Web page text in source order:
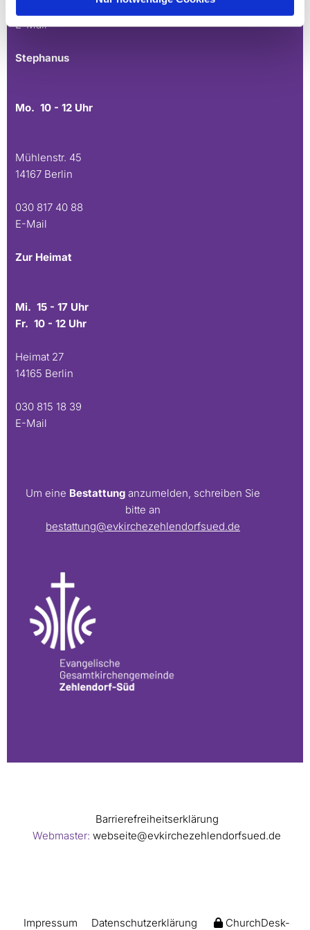
E-Mail
Stephanus
Mo. 10 - 12 Uhr
Mühlenstr. 45
14167 Berlin
030 817 40 88
E-Mail
Zur Heimat
Mi. 15 - 17 Uhr
Fr. 10 - 12 Uhr
Heimat 27
14165 Berlin
030 815 18 39
E-Mail
Um eine Bestattung anzumelden, schreiben Sie
bitte an
bestattung@evkirchezehlendorfsued.de
Barrierefreiheitserklärung
Webmaster: webseite@evkirchezehlendorfsued.de
Impressum Datenschutzerklärung ChurchDesk-